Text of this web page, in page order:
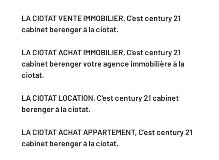
LA CIOTAT VENTE IMMOBILIER, C'est century 21
cabinet berenger à la ciotat.
LA CIOTAT ACHAT IMMOBILIER, C'est century 21
cabinet berengervotre agence immobilière à la
ciotat.
LA CIOTAT LOCATION, C'est century 21 cabinet
berenger à la ciotat.
LA CIOTAT ACHAT APPARTEMENT, C'est century 21
cabinet berenger à la ciotat.